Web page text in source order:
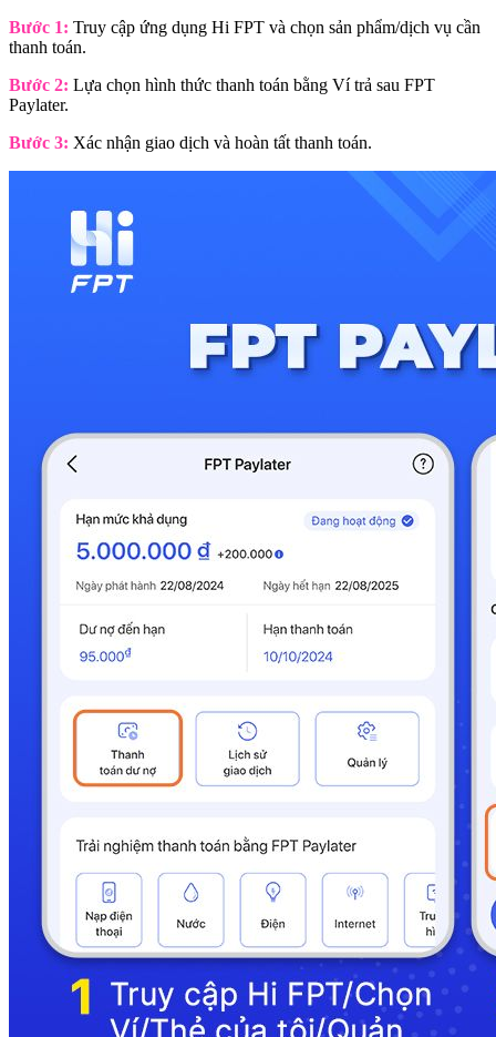
Bước 1: Truy cập ứng dụng Hi FPT và chọn sản phẩm/dịch vụ cần
thanh toán.
Bước 2: Lựa chọn hình thức thanh toán bằng Ví trả sau FPT
Paylater.
Bước 3: Xác nhận giao dịch và hoàn tất thanh toán.